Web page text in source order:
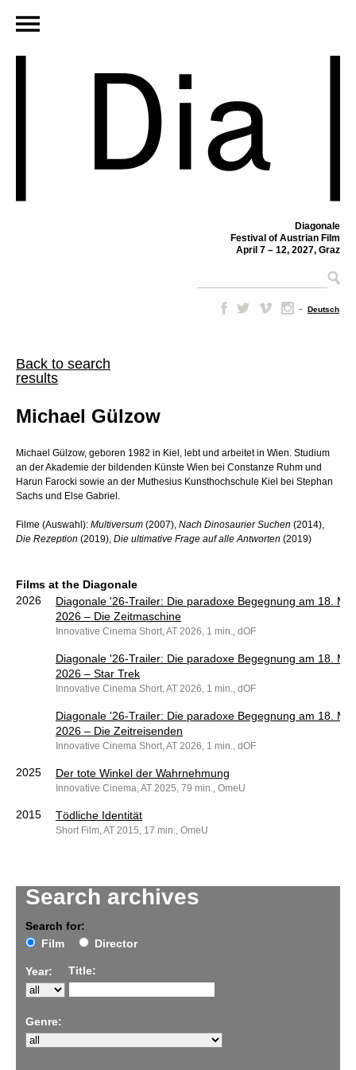
Diagonale
Festival of Austrian Film
April 7 – 12, 2027, Graz
– Deutsch
Back to search
results
Search archives
Search for:
Film
Director
Year: Title:
Genre:
Michael Gülzow
Michael Gülzow, geboren 1982 in Kiel, lebt und arbeitet in Wien. Studium
an der Akademie der bildenden Künste Wien bei Constanze Ruhm und
Harun Farocki sowie an der Muthesius Kunsthochschule Kiel bei Stephan
Sachs und Else Gabriel.
Filme (Auswahl): Multiversum (2007), Nach Dinosaurier Suchen (2014),
Die Rezeption (2019), Die ultimative Frage auf alle Antworten (2019)
Films at the Diagonale
2026
Diagonale '26-Trailer: Die paradoxe Begegnung am 18.
2026 – Die Zeitmaschine
Innovative Cinema Short, AT 2026, 1 min., dOF
Diagonale '26-Trailer: Die paradoxe Begegnung am 18.
2026 – Star Trek
Innovative Cinema Short, AT 2026, 1 min., dOF
Diagonale '26-Trailer: Die paradoxe Begegnung am 18.
2026 – Die Zeitreisenden
Innovative Cinema Short, AT 2026, 1 min., dOF
2025 Der tote Winkel der Wahrnehmung
Innovative Cinema, AT 2025, 79 min., OmeU
2015 Tödliche Identität
Short Film, AT 2015, 17 min., OmeU